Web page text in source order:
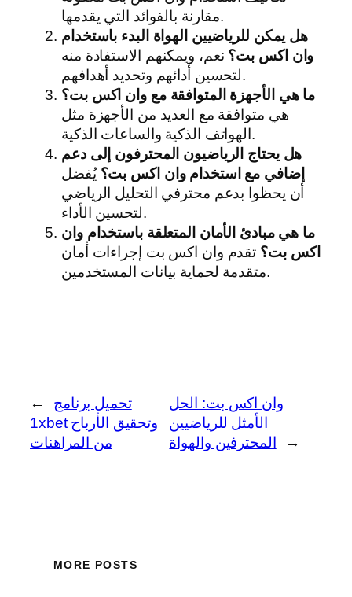
مقارنة بالفوائد التي يقدمها.
هل يمكن للرياضيين الهواة البدء باستخدام
وان اكس بت؟ نعم، ويمكنهم الاستفادة منه
لتحسين أدائهم وتحديد أهدافهم.
ما هي الأجهزة المتوافقة مع وان اكس بت؟
هي متوافقة مع العديد من الأجهزة مثل
الهواتف الذكية والساعات الذكية.
هل يحتاج الرياضيون المحترفون إلى دعم
إضافي مع استخدام وان اكس بت؟ يُفضل
أن يحظوا بدعم محترفي التحليل الرياضي
لتحسين الأداء.
ما هي مبادئ الأمان المتعلقة باستخدام وان
اكس بت؟ تقدم وان اكس بت إجراءات أمان
متقدمة لحماية بيانات المستخدمين.
←
تحميل برنامج
1xbet وتحقيق الأرباح
من المراهنات
وان اكس بت: الحل
الأمثل للرياضيين
المحترفين والهواة
→
MORE POSTS